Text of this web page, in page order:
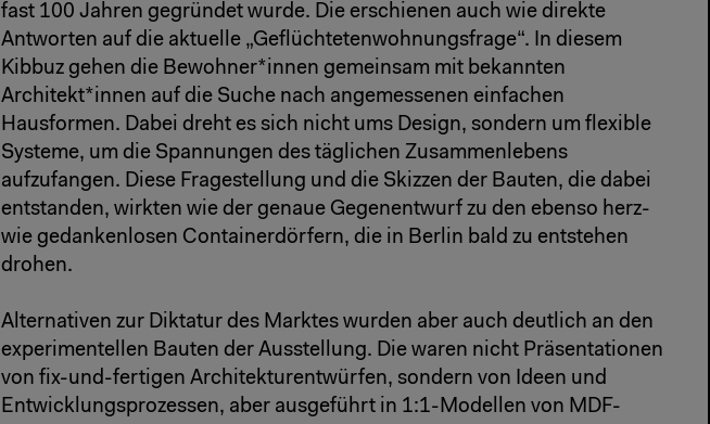
fast 100 Jahren gegründet wurde. Die erschienen auch wie direkte
Antworten auf die aktuelle „Geflüchtetenwohnungsfrage“. In diesem
Kibbuz gehen die Bewohner*innen gemeinsam mit bekannten
Architekt*innen auf die Suche nach angemessenen einfachen
Hausformen. Dabei dreht es sich nicht ums Design, sondern um flexible
Systeme, um die Spannungen des täglichen Zusammenlebens
aufzufangen. Diese Fragestellung und die Skizzen der Bauten, die dabei
entstanden, wirkten wie der genaue Gegenentwurf zu den ebenso herz-
wie gedankenlosen Containerdörfern, die in Berlin bald zu entstehen
drohen.
Alternativen zur Diktatur des Marktes wurden aber auch deutlich an den
experimentellen Bauten der Ausstellung. Die waren nicht Präsentationen
von fix-und-fertigen Architekturentwürfen, sondern von Ideen und
Entwicklungsprozessen, aber ausgeführt in 1:1-Modellen von MDF-